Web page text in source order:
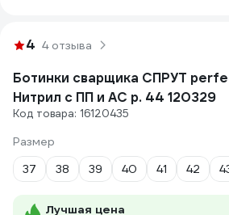
4 4 отзыва
Ботинки сварщика СПРУТ
Нитрил с ПП и АС р. 44 120329
Код товара: 16120435
Размер
37
38 39 40 41 42
Лучшая цена